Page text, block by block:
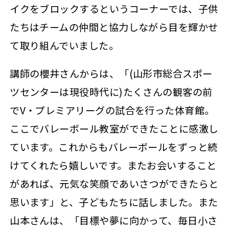
イクをブロックするというコーナーでは、子供
たちはチームの仲間と協力しながら目を輝かせ
て取り組んでいました。
講師の櫻井さんからは、「(山形市総合スポー
ツセンターは現役時代に)たくさんの観客の前
でV・プレミアリーグの試合を行った体育館。
ここでバレーボール教室ができたことに感激し
ています。これからもバレーボールをずっと続
けてくれたら嬉しいです。またお会いすること
があれば、元気な笑顔であいさつができたらと
思います」と、子どもたちに話しました。また
山本さんは、「目標や夢に向かって、毎日小さ